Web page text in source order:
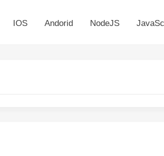
IOS Andorid NodeJS